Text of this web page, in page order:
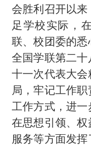
会胜利召开以
足学校实际，
联、校团委的
全国学联第二
十一次代表大
局，牢记工作
工作方式，进一
在思想引领、
服务等方面发